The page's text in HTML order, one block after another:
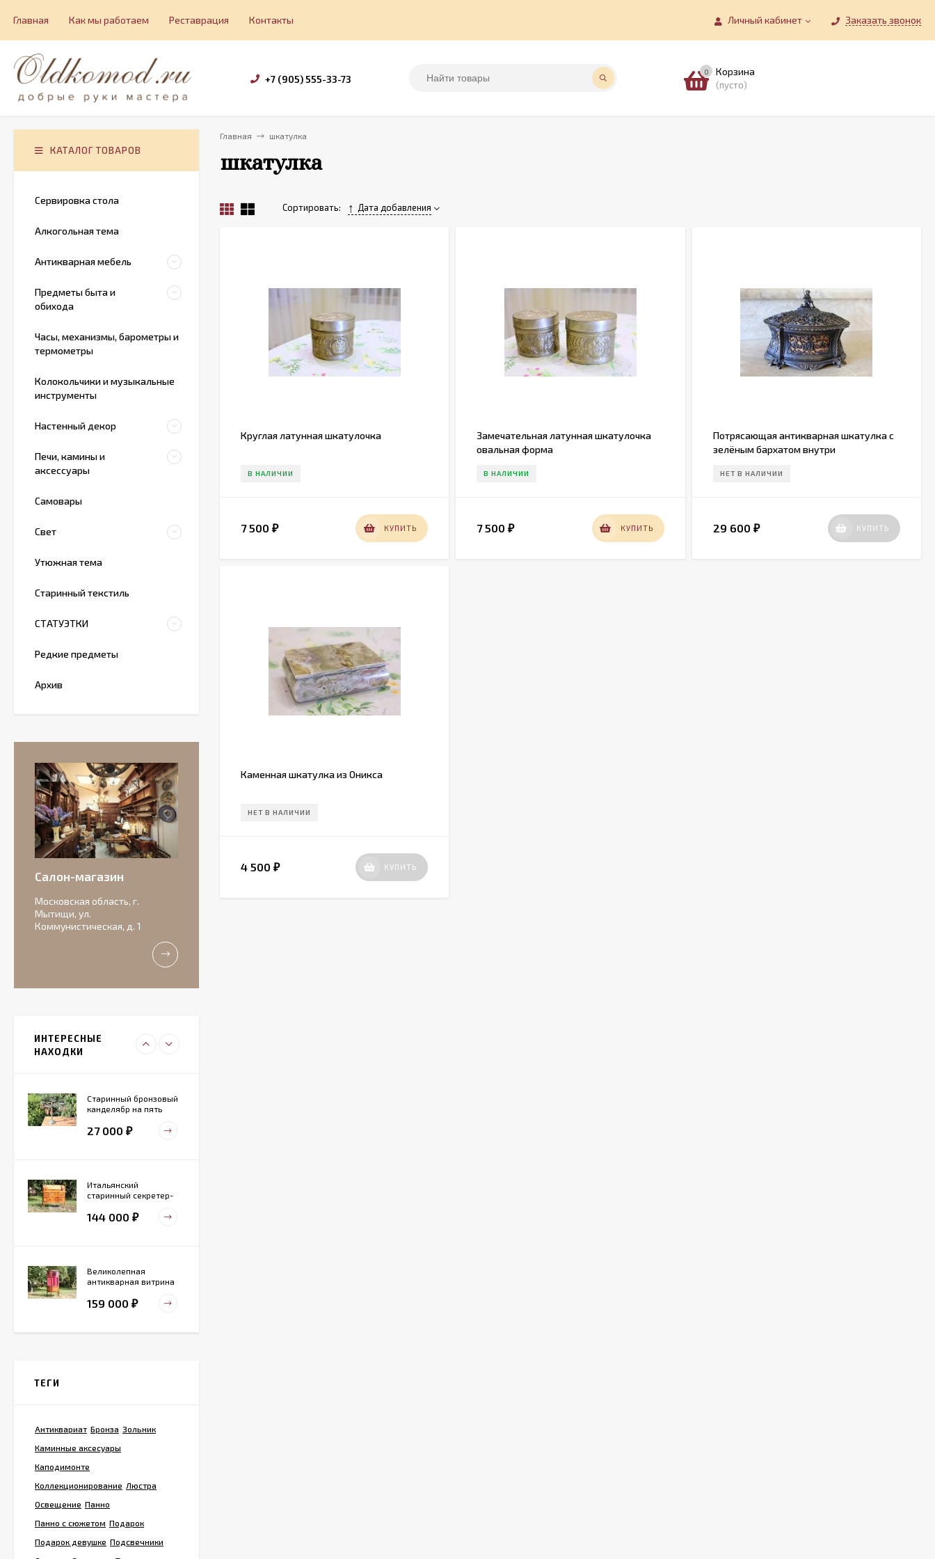
Личный кабинет Заказать звонок
Главная Как мы работаем Реставрация Контакты
+7 (905) 555-33-73
0 Корзина
(пусто)
Главная шкатулка
шкатулка
Сортировать: Дата добавления
Круглая латунная шкатулочка
В НАЛИЧИИ
7 500 ₽ КУПИТЬ
Замечательная латунная шкатулочка
овальная форма
В НАЛИЧИИ
7 500₽ КУПИТЬ
Потрясающая антикварная шкатулка с
зелёным бархатом внутри
НЕТ В НАЛИЧИИ
29 600 ₽ КУПИТЬ
Каменная шкатулка из Оникса
НЕТ В НАЛИЧИИ
4 500 ₽ КУПИТЬ
КАТАЛОГ ТОВАРОВ
Сервировка стола
Алкогольная тема
Антикварная мебель
Предметы быта и
обихода
Часы, механизмы, барометры и
термометры
Колокольчики и музыкальные
инструменты
Настенный декор
Печи, камины и
аксессуары
Самовары
Свет
Утюжная тема
Старинный текстиль
СТАТУЭТКИ
Редкие предметы
Архив
Салон-магазин
Московская область, г.
Мытищи, ул.
Коммунистическая, д. 1
ИНТЕРЕСНЫЕ
НАХОДКИ
Антикварная
бисквитная
композиция с
156 000
Очаровательные
Идеальное состояние.
фарфоровый
светильник
27 000
Старинный бронзовый
канделябр на пять
27 000 ₽
Итальянский
старинный секретер-
144 000 ₽
Великолепная
антикварная витрина
159 000 ₽
сервировка Жар-птица
- На удачу
Винтажная охотничья
пороховница из латуни
ТЕГИ
Антиквариат Бронза Зольник
Каминные аксесуары
Каподимонте
Коллекционирование Люстра
Освещение Панно
Панно с сюжетом Подарок
Подарок девушке Подсвечники